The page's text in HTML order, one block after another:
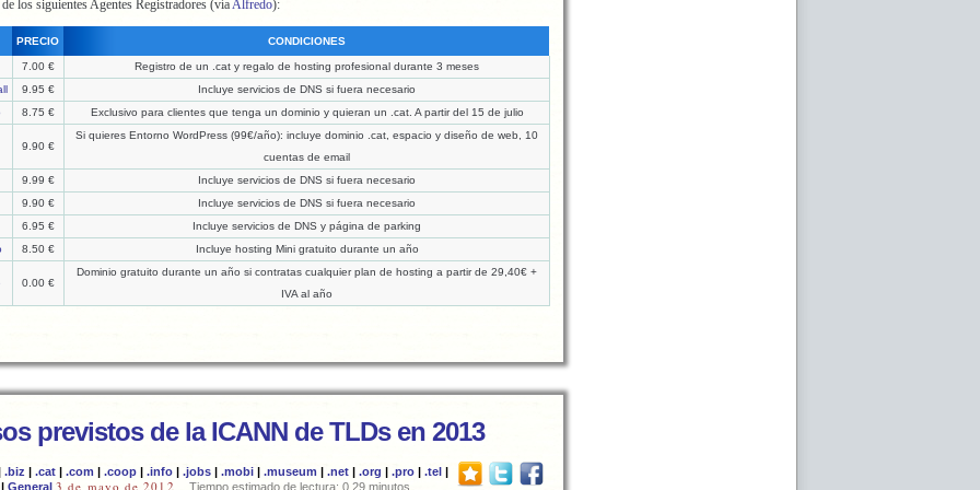
los siguientes Agentes Registradores (víaAlfredo):
PRECIO CONDICIONES
7.00 €
Registro de un .cat y regalo de hosting profesional durante 3 meses
9.95 €
Incluye servicios de DNS si fuera necesario
8.75 € Exclusivo para clientes que tenga un dominio y quieran un .cat. A partir del 15 de julio
9.90 €
Si quieres Entorno WordPress (99€/año): incluye dominio .cat, espacio y diseño de web, 10
cuentas de email
9.99 €
Incluye servicios de DNS si fuera necesario
9.90 €
Incluye servicios de DNS si fuera necesario
6.95 €
Incluye servicios de DNS y página de parking
8.50 € Incluye hosting Mini gratuito durante un año
0.00 €
Dominio gratuito durante un año si contratas cualquier plan de hosting a partir de 29,40€ +
IVA al año
previstos de la ICANN de TLDs en 2013
.biz | .cat | .com | .coop | .info | .jobs | .mobi | .museum | .net | .org | .pro | .tel |
General 3 de mayo de 2012 Tiempo estimado de lectura: 0,29 minutos.